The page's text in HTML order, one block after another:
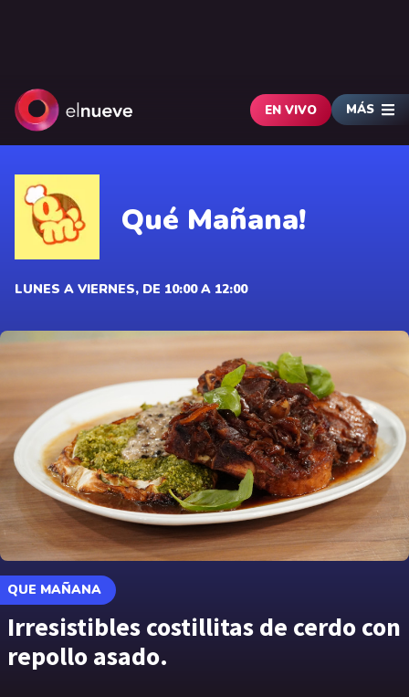
EN VIVO MÁS
Qué Mañana!
LUNES A VIERNES, DE 10:00 A 12:00
QUE MAÑANA
Irresistibles costillitas de cerdo con
repollo asado.